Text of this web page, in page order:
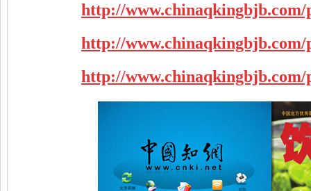
http://www.chinaqkingbjb.com/
http://www.chinaqkingbjb.com/
http://www.chinaqkingbjb.com/